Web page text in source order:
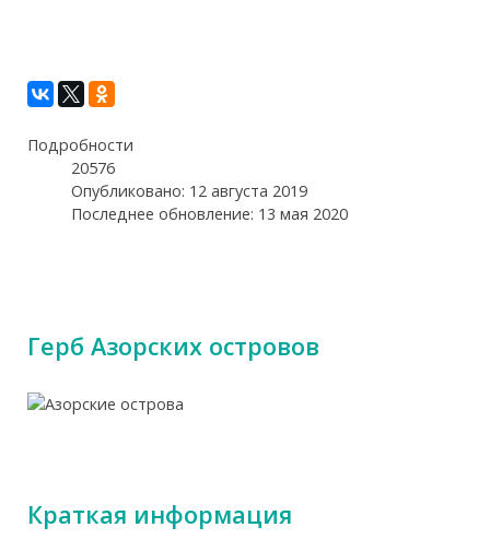
Подробности
20576
Опубликовано: 12 августа 2019
Последнее обновление: 13 мая 2020
Герб Азорских островов
Краткая информация